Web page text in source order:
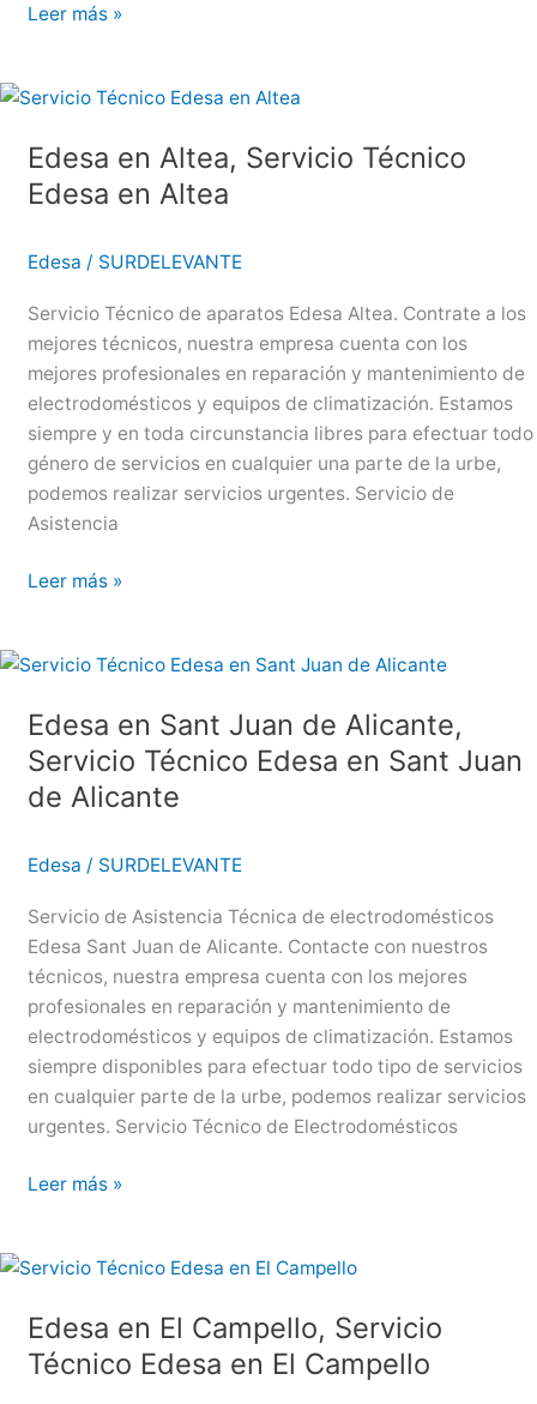
Edesa
Servicio
Edesa
en
Leer más »
Edesa en Altea, Servicio Técnico
Edesa en Altea
Edesa / SURDELEVANTE
Servicio Técnico de aparatos Edesa Altea. Contrate a los
mejores técnicos, nuestra empresa cuenta con los
mejores profesionales en reparación y mantenimiento de
electrodomésticos y equipos de climatización. Estamos
siempre y en toda circunstancia libres para efectuar todo
género de servicios en cualquier una parte de la urbe,
podemos realizar servicios urgentes. Servicio de
Asistencia
Edesa
Servicio
Edesa
en
Altea
Leer más »
Edesa en Sant Juan de Alicante,
Servicio Técnico Edesa en Sant Juan
de Alicante
Edesa / SURDELEVANTE
Servicio de Asistencia Técnica de electrodomésticos
Edesa Sant Juan de Alicante. Contacte con nuestros
técnicos, nuestra empresa cuenta con los mejores
profesionales en reparación y mantenimiento de
electrodomésticos y equipos de climatización. Estamos
siempre disponibles para efectuar todo tipo de servicios
en cualquier parte de la urbe, podemos realizar servicios
urgentes. Servicio Técnico de Electrodomésticos
Edesa
Juan
Alicante,
Servicio
Leer más »
Edesa en El Campello, Servicio
Técnico Edesa en El Campello